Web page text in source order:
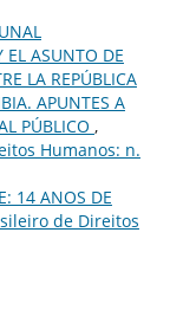
EL ASUNTO DE
LA REPÚBLICA
APUNTES A
PÚBLICO ,
Humanos: n.
14 ANOS DE
de Direitos